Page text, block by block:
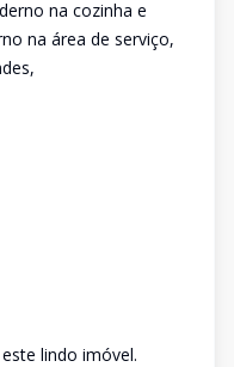
na cozinha e
na área de serviço,
lindo imóvel.